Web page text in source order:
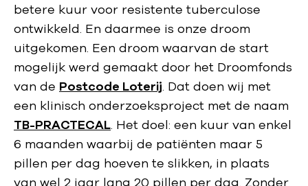
betere kuur voor resistente tuberculose
ontwikkeld. En daarmee is onze droom
uitgekomen. Een droom waarvan de start
mogelijk werd gemaakt door het Droomfonds
van de Postcode Loterij. Dat doen wij met
een klinisch onderzoeksproject met de naam
TB-PRACTECAL. Het doel: een kuur van enkel
6 maanden waarbij de patiënten maar 5
pillen per dag hoeven te slikken, in plaats